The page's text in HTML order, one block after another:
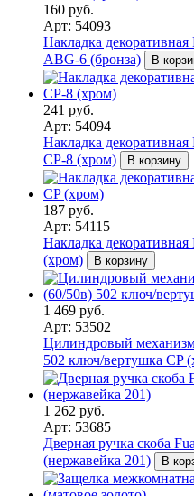
160 руб.
Арт: 54093
Накладка
ABG-6 (бронза)
В
241 руб.
Арт: 54094
Накладка
CP-8 (хром)
В корзину
187 руб.
Арт: 54115
Накладка
(хром)
В корзину
1 469 руб.
Арт: 53502
Цилиндровый
502 ключ/вертушка CP
1 262 руб.
Арт: 53685
Дверная ручка скоба
(нержавейка 201)
В